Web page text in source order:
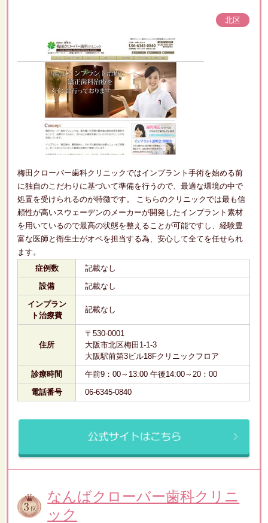
北区
梅田クローバー歯科クリニックではインプラント手術を始める前
に独自のこだわりに基づいて準備を行うので、最適な環境の中で
処置を受けられるのが特徴です。 こちらのクリニックでは最も信
頼性が高いスウェーデンのメーカーが開発したインプラント素材
を用いているので最高の状態を整えることが可能ですし、経験豊
富な医師と衛生士がオペを担当する為、安心して全てを任せられ
ます。
症例数
記載なし
設備
記載なし
インプラン
ト治療費
記載なし
住所
〒530-0001
大阪市北区梅田1-1-3
大阪駅前第3ビル18Fクリニックフロア
診療時間
午前9：00～13:00 午後14:00～20：00
電話番号
06-6345-0840
なんばクローバー歯科クリニ
ック